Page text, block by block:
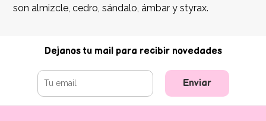
son almizcle, cedro, sándalo, ámbar y styrax.
Dejanos tu mail para recibir novedades
Enviar